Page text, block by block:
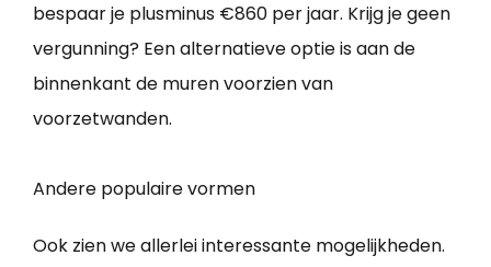
bespaar je plusminus €860 per jaar. Krijg je geen
vergunning? Een alternatieve optie is aan de
binnenkant de muren voorzien van
voorzetwanden.
Andere populaire vormen
Ook zien we allerlei interessante mogelijkheden.